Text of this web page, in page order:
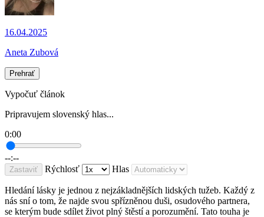
16.04.2025
Aneta Zubová
Prehrať
Vypočuť článok
Pripravujem slovenský hlas...
0:00
--:--
Zastaviť Rýchlosť Hlas
Hledání lásky je jednou z nejzákladnějších lidských tužeb. Každý z
nás sní o tom, že najde svou spřízněnou duši, osudového partnera,
se kterým bude sdílet život plný štěstí a porozumění. Tato touha je